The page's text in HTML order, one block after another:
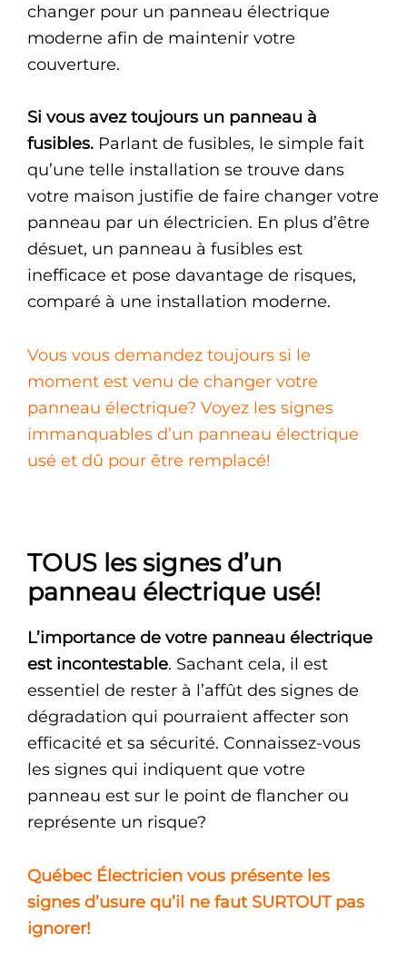
changer pour un panneau électrique
moderne afin de maintenir votre
couverture.
Si vous avez toujours un panneau à
fusibles. Parlant de fusibles, le simple fait
qu’une telle installation se trouve dans
votre maison justifie de faire changer votre
panneau par un électricien. En plus d’être
désuet, un panneau à fusibles est
inefficace et pose davantage de risques,
comparé à une installation moderne.
Vous vous demandez toujours si le
moment est venu de changer votre
panneau électrique? Voyez les signes
immanquables d’un panneau électrique
usé et dû pour être remplacé!
TOUS les signes d’un
panneau électrique usé!
L’importance de votre panneau électrique
est incontestable. Sachant cela, il est
essentiel de rester à l’affût des signes de
dégradation qui pourraient affecter son
efficacité et sa sécurité. Connaissez-vous
les signes qui indiquent que votre
panneau est sur le point de flancher ou
représente un risque?
Québec Électricien vous présente les
signes d’usure qu’il ne faut SURTOUT pas
ignorer!